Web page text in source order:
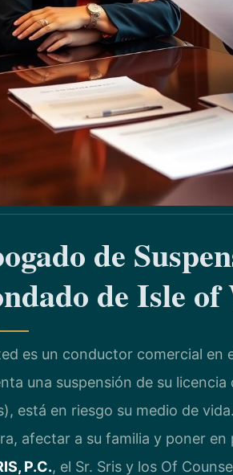
de
de Isle
es un conductor comercial en
una suspensión de su
está en riesgo su medio de
afectar a su familia y poner
P.C., el Sr. Sris y los Of